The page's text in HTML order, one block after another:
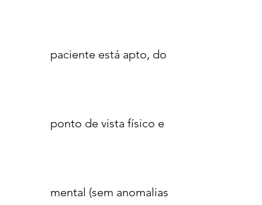
paciente está apto, do
ponto de vista físico e
mental (sem anomalias